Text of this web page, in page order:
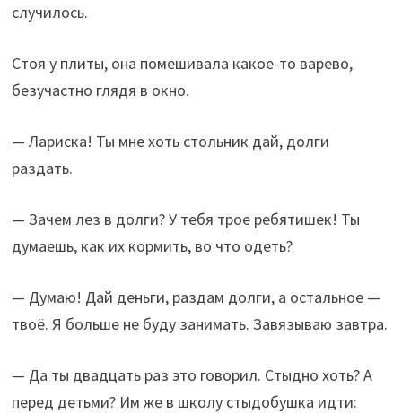
случилось.
Стоя у плиты, она помешивала какое-то варево,
безучастно глядя в окно.
— Лариска! Ты мне хоть стольник дай, долги
раздать.
— Зачем лез в долги? У тебя трое ребятишек! Ты
думаешь, как их кормить, во что одеть?
— Думаю! Дай деньги, раздам долги, а остальное —
твоё. Я больше не буду занимать. Завязываю завтра.
— Да ты двадцать раз это говорил. Стыдно хоть? А
перед детьми? Им же в школу стыдобушка идти: